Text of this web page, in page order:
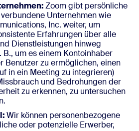
Zoom gibt persönliche
Unternehmen wie
Inc. weiter, um
Erfahrungen über alle
Dienstleistungen hinweg
B., um es einem Kontoinhaber
Benutzer zu ermöglichen, einen
in ein Meeting zu integrieren)
und Bedrohungen der
zu erkennen, zu untersuchen
Wir können personenbezogene
oder potenzielle Erwerber,